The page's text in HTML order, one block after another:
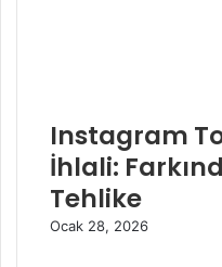
Instagram
İhlali:
Tehlike
Ocak 28, 2026